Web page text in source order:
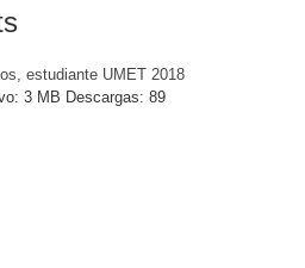
estudiante UMET 2018
3 MB Descargas: 89